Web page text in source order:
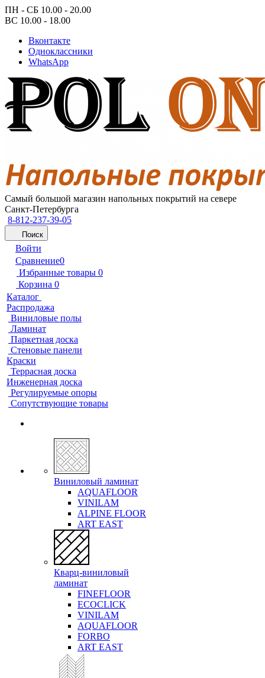
ПН - СБ 10.00 - 20.00
ВС 10.00 - 18.00
Вконтакте
Одноклассники
WhatsApp
Самый большой магазин напольных покрытий на севере
Санкт-Петербурга
8-812-237-39-05
Поиск
Войти
Сравнение0
Избранные товары 0
Корзина 0
Каталог
Распродажа
Виниловые полы
Ламинат
Паркетная доска
Стеновые панели
Краски
Террасная доска
Инженерная доска
Регулируемые опоры
Сопутствующие товары
Виниловый ламинат
AQUAFLOOR
VINILAM
ALPINE FLOOR
ART EAST
Кварц-виниловый
ламинат
FINEFLOOR
ECOCLICK
VINILAM
AQUAFLOOR
FORBO
ART EAST